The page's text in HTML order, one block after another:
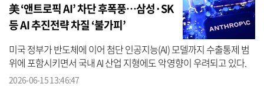
美 ‘앤트로픽 AI’ 차단 후폭풍…삼성·SK
등 AI 추진전략 차질 ‘불가피’
미국 정부가 반도체에 이어 첨단 인공지능(AI) 모델까지 수출통제 범
위에 포함시키면서 국내 AI 산업 지형에도 악영향이 우려되고 있다.
고성능 AI를 국가안보 차원의 전략 자산으로 보고 해외 접근을 제한한
2026-06-15 13:46:47